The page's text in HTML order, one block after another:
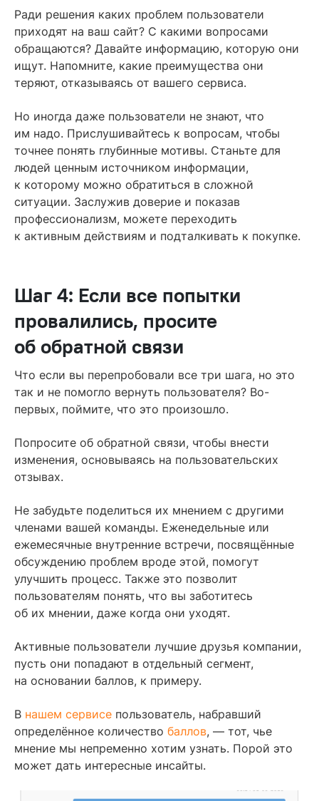
Ради решения каких проблем пользователи
приходят на ваш сайт? С какими вопросами
обращаются? Давайте информацию, которую они
ищут. Напомните, какие преимущества они
теряют, отказываясь от вашего сервиса.
Но иногда даже пользователи не знают, что
им надо. Прислушивайтесь к вопросам, чтобы
точнее понять глубинные мотивы. Станьте для
людей ценным источником информации,
к которому можно обратиться в сложной
ситуации. Заслужив доверие и показав
профессионализм, можете переходить
к активным действиям и подталкивать к покупке.
Шаг 4: Если все попытки
провалились, просите
об обратной связи
Что если вы перепробовали все три шага, но это
так и не помогло вернуть пользователя? Во-
первых, поймите, что это произошло.
Попросите об обратной связи, чтобы внести
изменения, основываясь на пользовательских
отзывах.
Не забудьте поделиться их мнением с другими
членами вашей команды. Еженедельные или
ежемесячные внутренние встречи, посвящённые
обсуждению проблем вроде этой, помогут
улучшить процесс. Также это позволит
пользователям понять, что вы заботитесь
об их мнении, даже когда они уходят.
Активные пользователи лучшие друзья компании,
пусть они попадают в отдельный сегмент,
на основании баллов, к примеру.
В нашем сервисе пользователь, набравший
определённое количество баллов, — тот, чье
мнение мы непременно хотим узнать. Порой это
может дать интересные инсайты.